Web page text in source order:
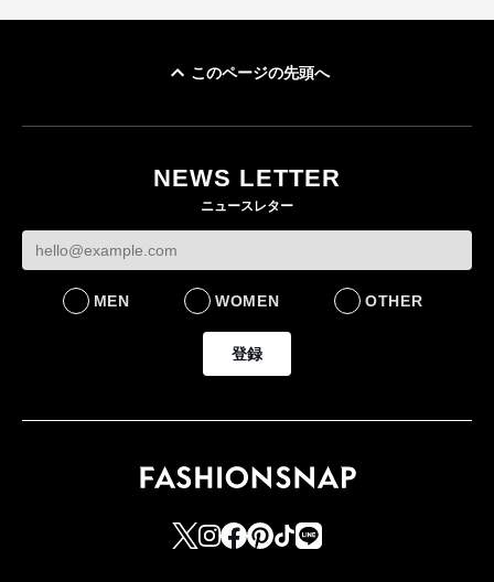
ケットなど7型を発売
をラインナップ
このページの先頭へ
NEWS LETTER
ニュースレター
MEN WOMEN OTHER
登録